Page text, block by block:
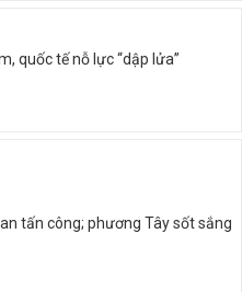
quốc tế nỗ lực “dập lửa”
tấn công; phương Tây sốt sắng